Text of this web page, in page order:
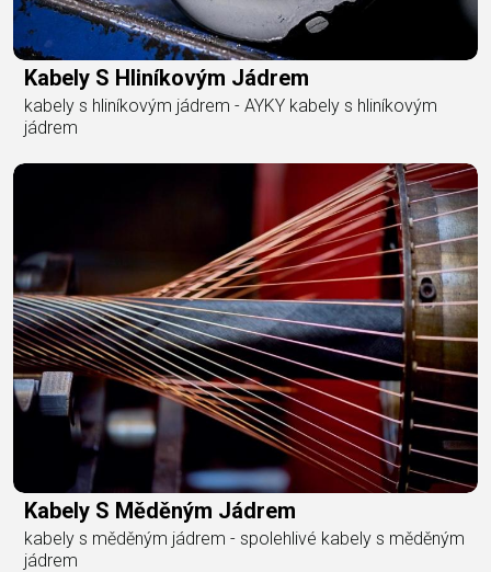
Kabely S Hliníkovým Jádrem
kabely s hliníkovým jádrem - AYKY kabely s hliníkovým
jádrem
Kabely S Měděným Jádrem
kabely s měděným jádrem - spolehlivé kabely s měděným
jádrem